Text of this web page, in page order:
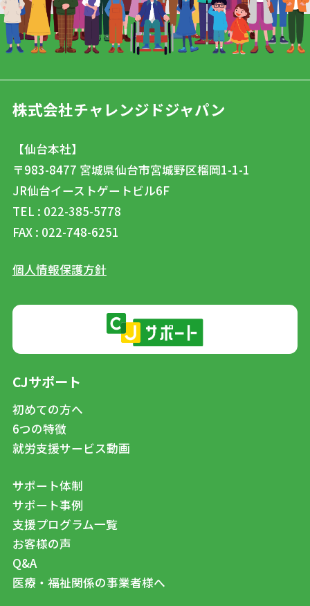
株式会社チャレンジドジャパン
【仙台本社】
〒983-8477 宮城県仙台市宮城野区榴岡1-1-1
JR仙台イーストゲートビル6F
TEL : 022-385-5778
FAX : 022-748-6251
個人情報保護方針
CJサポート
初めての方へ
6つの特徴
就労支援サービス動画
サポート体制
サポート事例
支援プログラム一覧
お客様の声
Q&A
医療・福祉関係の事業者様へ